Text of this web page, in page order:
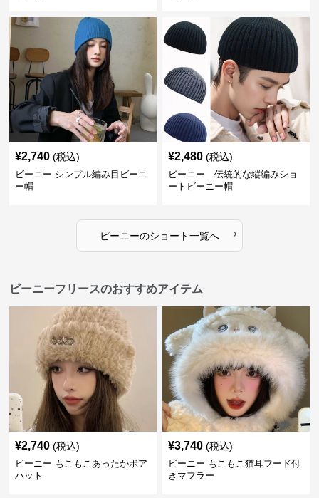
¥2,740 (税込)
ビーニー シンプル編み目ビーニ
ー帽
¥2,480 (税込)
ビーニー 伝統的な縦編みショ
ートビーニー帽
ビーニーのショート一覧へ ›
ビーニーフリースのおすすめアイテム
¥2,740 (税込)
ビーニー もこもこあったかボア
ハット
¥3,740 (税込)
ビーニー もこもこ猫耳フード付
きマフラー